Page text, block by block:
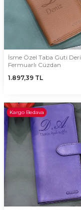
İsme Özel Taba Guti Deri
Fermuarlı Cüzdan
1.897,39 TL
Kargo Bedava